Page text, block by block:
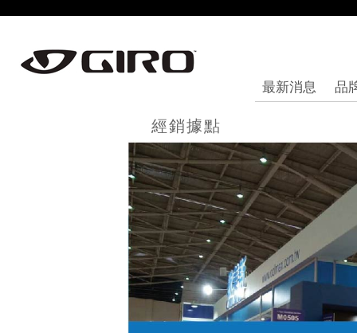
最新消息 品
經銷據點